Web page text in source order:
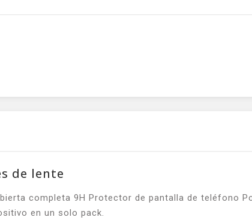
de lente
completa 9H Protector de pantalla de teléfono
en un solo pack.